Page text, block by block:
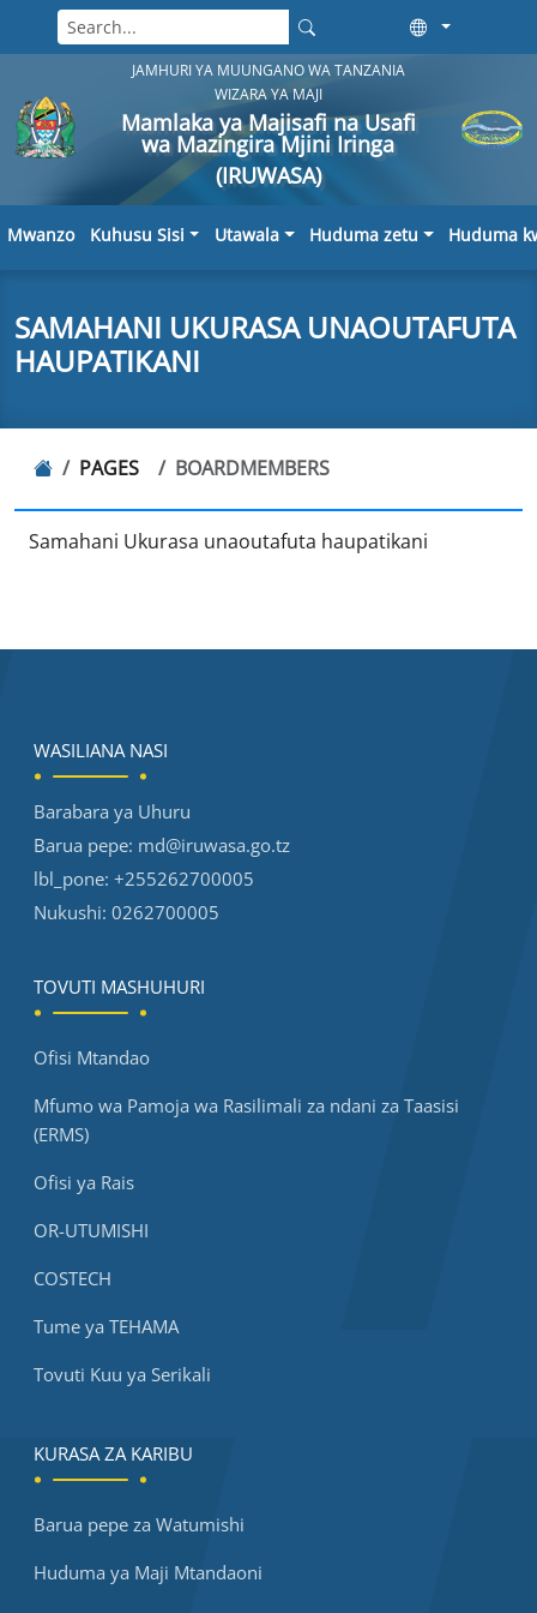
JAMHURI YA MUUNGANO WA TANZANIA
WIZARA YA MAJI
Mamlaka ya Majisafi na Usafi
wa Mazingira Mjini Iringa
(IRUWASA)
Mwanzo Kuhusu Sisi Utawala Huduma zetu Huduma
SAMAHANI UKURASA UNAOUTAFUTA
HAUPATIKANI
PAGES BOARDMEMBERS
Samahani Ukurasa unaoutafuta haupatikani
WASILIANA NASI
Barabara ya Uhuru
Barua pepe: md@iruwasa.go.tz
lbl_pone: +255262700005
Nukushi: 0262700005
TOVUTI MASHUHURI
Ofisi Mtandao
Mfumo wa Pamoja wa Rasilimali za ndani za Taasisi
(ERMS)
Ofisi ya Rais
OR-UTUMISHI
COSTECH
Tume ya TEHAMA
Tovuti Kuu ya Serikali
KURASA ZA KARIBU
Barua pepe za Watumishi
Huduma ya Maji Mtandaoni